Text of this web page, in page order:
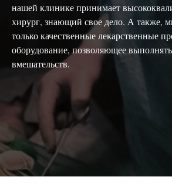
нашей клинике принимает
хирург, знающий свое дело. А также,
только качественные лекарственные
оборудование, позволяющее
вмешательств.